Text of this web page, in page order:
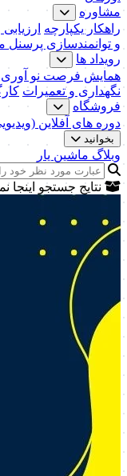
مشاوره
راهکار یکپارچه
و توانمندسازی پرسنل
رویداد ها
همایش فرصت نو آوری
نگهداری و تعمیرات
فروشگاه
دوره های آفلاین
بخوانید
وبلاگ ماشین یار
نتایج جستجو اینجا